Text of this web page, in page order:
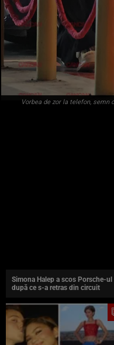
Vorbea de zor la telefon,
Simona Halep a scos Porsche-ul
după ce s-a retras din circuit